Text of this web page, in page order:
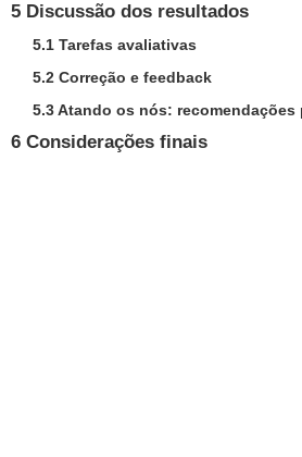
5 Discussão dos resultados
5.1 Tarefas avaliativas
5.2 Correção e feedback
5.3 Atando os nós:
6 Considerações finais